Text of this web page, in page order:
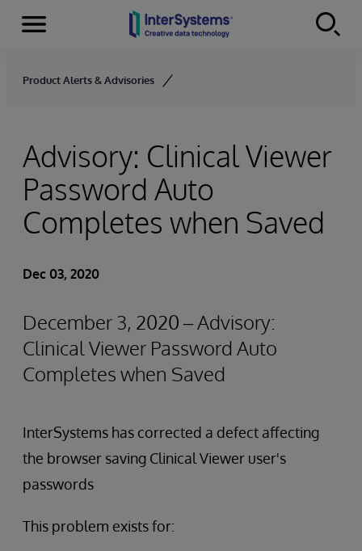
Skip to content
Menu
Product Alerts & Advisories
Advisory: Clinical Viewer
Password Auto
Completes when Saved
Dec 03, 2020
December 3, 2020 – Advisory:
Clinical Viewer Password Auto
Completes when Saved
InterSystems has corrected a defect affecting
the browser saving Clinical Viewer user's
passwords
This problem exists for: